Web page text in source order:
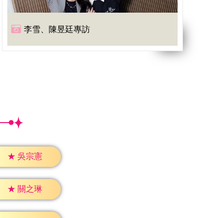
李雪、陳昱廷專訪
★ 吳宗憲
★ 關之琳